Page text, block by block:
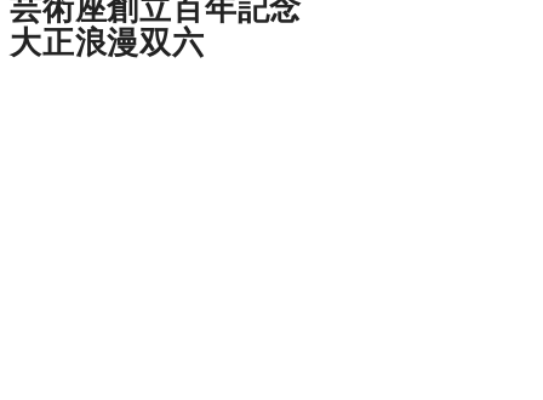
芸術座創立百年記念
大正浪漫双六